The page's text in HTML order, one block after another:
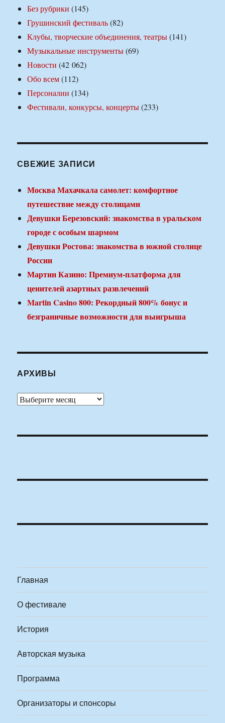
Без рубрики (145)
Грушинский фестиваль(82)
Клубы, творческие объединения, театры(141)
Музыкальные инструменты(69)
Новости (42 062)
Обо всем(112)
Персоналии (134)
Фестивали, конкурсы, концерты(233)
СВЕЖИЕ ЗАПИСИ
Москва Махачкала самолет: комфортное
путешествие между столицами
Девушки Березовский: знакомства в уральском
городе с особым шармом
Девушки Ростова: знакомства в южной столице
России
Мартин Казино: Премиум-платформа для
ценителей азартных развлечений
Martin Casino 800: Рекордный 800% бонус и
безграничные возможности для выигрыша
АРХИВЫ
Архивы
Главная
О фестивале
История
Авторская музыка
Программа
Организаторы и спонсоры